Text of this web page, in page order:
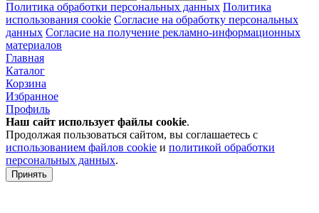
Политика обработки персональных данных Политика
использования cookie Согласие на обработку персональных
данных Согласие на получение рекламно-информационных
материалов
Главная
Каталог
Корзина
Избранное
Профиль
Наш сайт использует файлы cookie.
Продолжая пользоваться сайтом, вы соглашаетесь с
использованием файлов cookie и политикой обработки
персональных данных.
Принять